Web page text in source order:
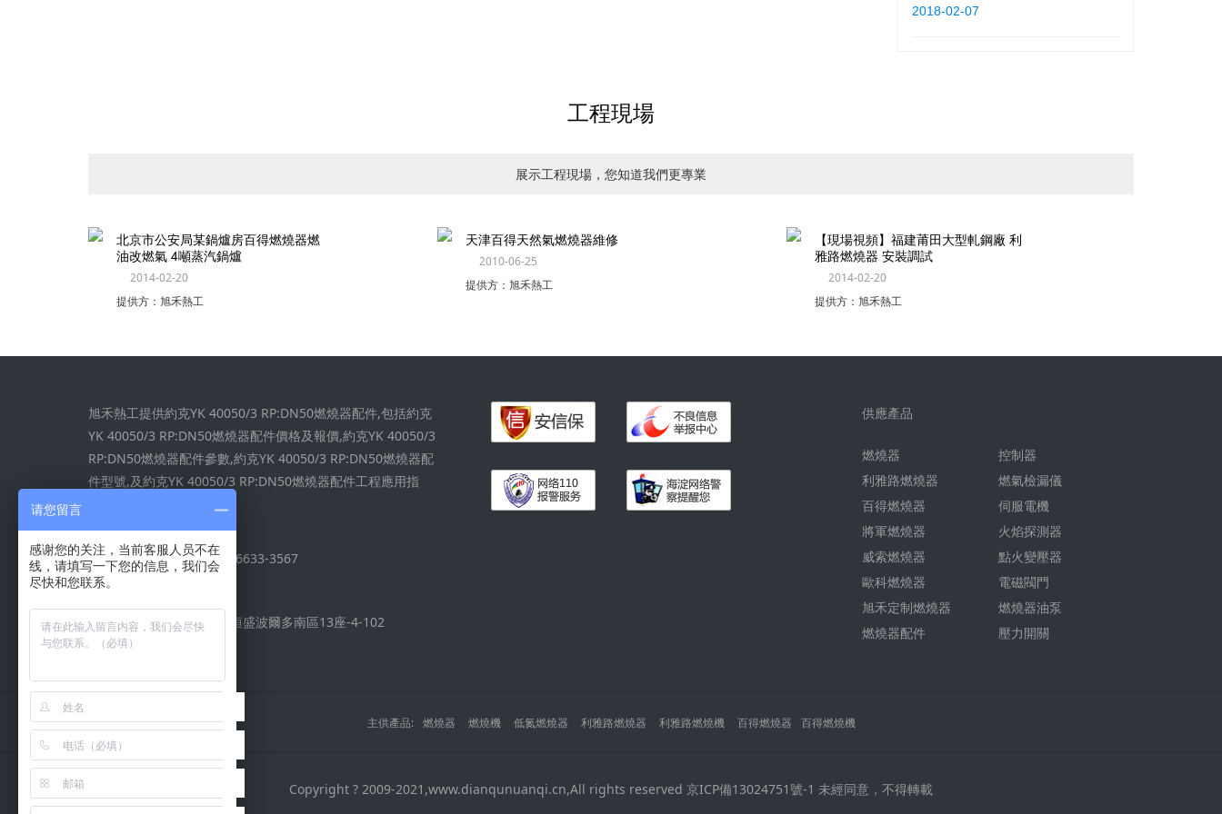
2018-02-07
工程現場
展示工程現場，您知道我們更專業
天津百得天然氣燃燒器維修
2010-06-25
提供方：旭禾熱工
【現場視頻】福建莆田大型軋鋼廠 利
雅路燃燒器 安裝調試
2014-02-20
天津柴油鍋爐百得燃燒器維修
2010-01-22
提供方：旭禾熱工
旭禾熱工提供約克YK 40050/3 RP:DN50燃燒器配件,包括約克
YK 40050/3 RP:DN50燃燒器配件價格及報價,約克YK 40050/3
RP:DN50燃燒器配件參數,約克YK 40050/3 RP:DN50燃燒器配
件型號,及約克YK 40050/3 RP:DN50燃燒器配件工程應用指
400-6789-872 / 134-6633-3567
北京市大興區采育鎮恒盛波爾多南區13座-4-102
供應產品
燃燒器
利雅路燃燒器
百得燃燒器
將軍燃燒器
威索燃燒器
歐科燃燒器
旭禾定制燃燒器
燃燒器配件
控制器
燃氣檢漏儀
伺服電機
火焰探測器
點火變壓器
電磁閥門
燃燒器油泵
壓力開關
主供產品: 燃燒器 燃燒機 低氮燃燒器 利雅路燃燒器 利雅路燃燒機 百得燃燒器 百得燃燒機
Copyright ? 2009-2021,www.dianqunuanqi.cn,All rights reserved 京ICP備13024751號-1 未經同意，不得轉載
请您留言
感谢您的关注，当前客服人员不在
线，请填写一下您的信息，我们会
尽快和您联系。